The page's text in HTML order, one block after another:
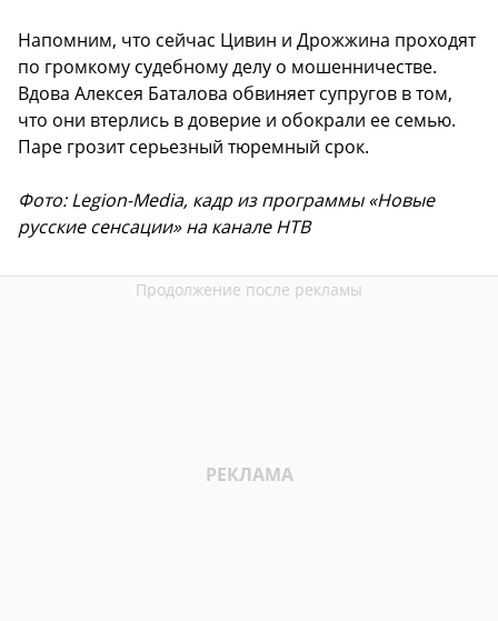
Напомним, что сейчас Цивин и Дрожжина проходят
по громкому судебному делу о мошенничестве.
Вдова Алексея Баталова обвиняет супругов в том,
что они втерлись в доверие и обокрали ее семью.
Паре грозит серьезный тюремный срок.
Фото: Legion-Media, кадр из программы «Новые
русские сенсации» на канале НТВ